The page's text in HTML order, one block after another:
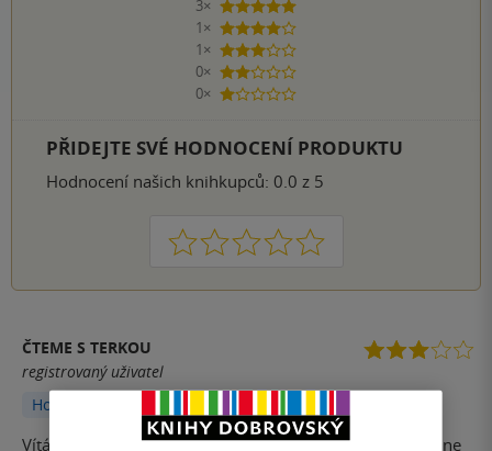
3×
5 hvězdiček
1×
4 hvězdičky
1×
3 hvězdičky
0×
2 hvězdičky
0×
1 hvezdička
PŘIDEJTE SVÉ HODNOCENÍ PRODUKTU
Hodnocení našich knihkupců: 0.0 z 5
1 2 3 4 5
ČTEME S TERKOU
registrovaný uživatel
Hodnoceno z aplikace
Vítám vás u dnešní recenze. Tentokrát se podíváme, asi ne